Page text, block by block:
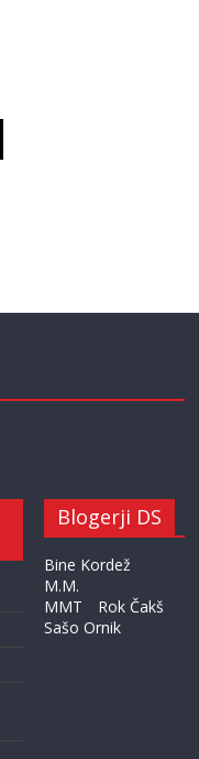
Blogerji DS
Bine Kordež
M.M.
MMT
Rok Čakš
Sašo Ornik